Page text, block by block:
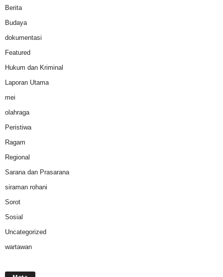
Berita
Budaya
dokumentasi
Featured
Hukum dan Kriminal
Laporan Utama
mei
olahraga
Peristiwa
Ragam
Regional
Sarana dan Prasarana
siraman rohani
Sorot
Sosial
Uncategorized
wartawan